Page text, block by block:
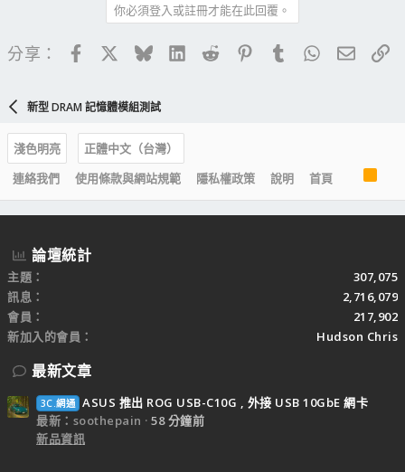
你必須登入或註冊才能在此回覆。
分享： FacebookBlueskyLinkedIn
Reddit PinterestTumblrWhatsApp
電子
新型 DRAM 記憶體模組測試
淺色明亮
正體中文（台灣）
連絡我們
使用條款與網站規範 隱私權政策 說明 首頁
R
S
S
論壇統計
主題
307,075
訊息
2,716,079
會員
217,902
新加入的會員
Hudson Chris
最新文章
3C.網通 ASUS 推出 ROG USB-C10G , 外接 USB 10GbE 網卡
最新：soothepain
58 分鐘前
新品資訊